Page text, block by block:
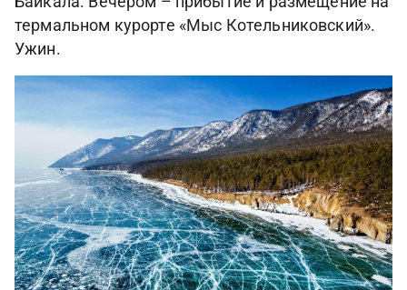
термальном курорте «Мыс Котельниковский».
Ужин.